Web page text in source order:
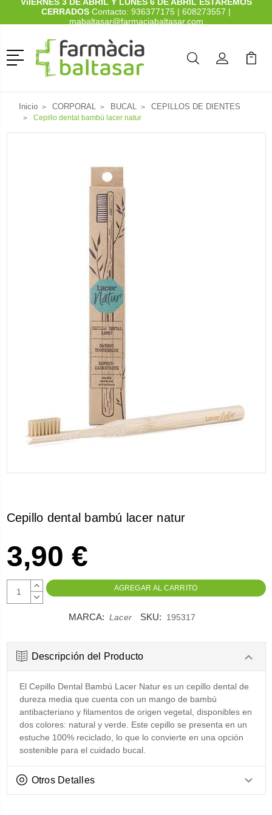
CERRADOS Contacto: 936377175 | 608273557 |
mabaltasar@farmaciabaltasar.com
Menú
BuscarMi Cuenta
Mi
Inicio CORPORAL BUCAL CEPILLOS DE DIENTES
Cepillo dental bambú lacer natur
Cepillo dental bambú lacer natur
3,90 €
AUMENTAR
CANTIDAD:
DISMINUIR
MARCA: Lacer SKU: 195317
Descripción del Producto
El Cepillo Dental Bambú Lacer Natur es un cepillo dental de
dureza media que cuenta con un mango de bambú
antibacteriano y filamentos de origen vegetal, disponibles en
dos colores: natural y verde. Este cepillo se presenta en un
estuche 100% reciclado, lo que lo convierte en una opción
sostenible para el cuidado bucal.
Otros Detalles